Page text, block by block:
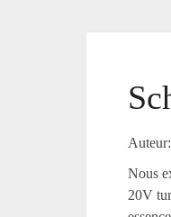
Auteur:
Nous
20V